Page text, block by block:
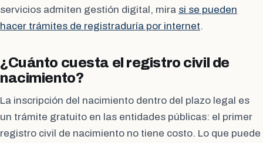
servicios admiten gestión digital, mira si se pueden
hacer trámites de registraduría por internet.
¿Cuánto cuesta el registro civil de
nacimiento?
La inscripción del nacimiento dentro del plazo legal es
un trámite gratuito en las entidades públicas: el primer
registro civil de nacimiento no tiene costo. Lo que puede